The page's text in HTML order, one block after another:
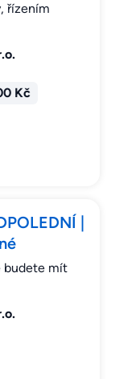
řízením
Kč
|
budete mít